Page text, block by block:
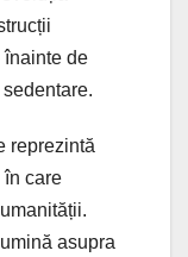
înainte de
reprezintă
în care
asupra